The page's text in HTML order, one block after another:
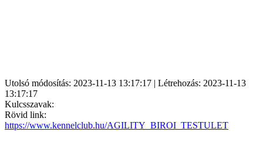
Utolsó módosítás: 2023-11-13 13:17:17 | Létrehozás: 2023-11-13
13:17:17
Kulcsszavak:
Rövid link:
https://www.kennelclub.hu/AGILITY_BIROI_TESTULET